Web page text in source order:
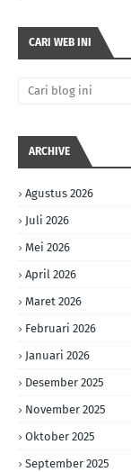
CARI WEB INI
ARCHIVE
Agustus 2026
Juli 2026
Mei 2026
April 2026
Maret 2026
Februari 2026
Januari 2026
Desember 2025
November 2025
Oktober 2025
September 2025